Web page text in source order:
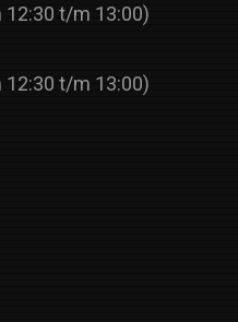
12:30 t/m 13:00)
12:30 t/m 13:00)